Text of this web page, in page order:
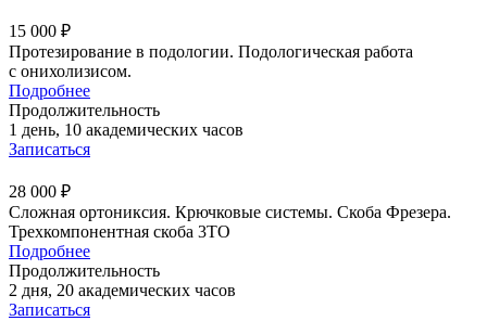
15 000 ₽
Протезирование в подологии. Подологическая работа
с онихолизисом.
Подробнее
Продолжительность
1 день, 10 академических часов
Записаться
28 000 ₽
Сложная ортониксия. Крючковые системы. Скоба Фрезера.
Трехкомпонентная скоба 3ТО
Подробнее
Продолжительность
2 дня, 20 академических часов
Записаться